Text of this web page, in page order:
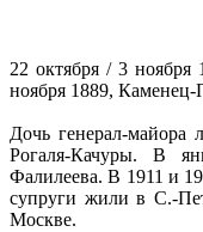
22 октября / 3
ноября 1889,
Дочь генерал-
Рогаля-Качуры. В
Фалилеева. В 1911 и
супруги жили в С.-
Москве.